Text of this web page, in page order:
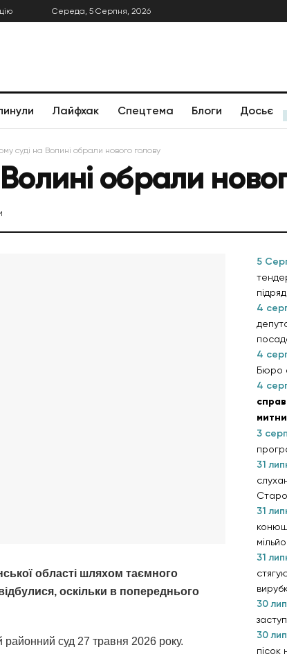
Середа, 5 Серпня, 2026
Лайфхак Спецтема Блоги Досьє
суді на Волині обрали нового голову
обрали
області шляхом таємного
оскільки в попереднього
районний суд 27 травня 2026 року.
5
підряд
4
4
Бюро
4
3
31
31
31
30
30
пісок